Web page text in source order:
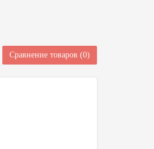
Сравнение товаров (0)